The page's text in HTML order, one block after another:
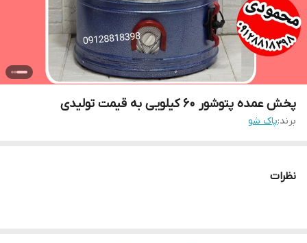
پخش عمده پتوشور ۶۰ کیلویی به قیمت تولیدی
برند:پاک شو
نظرات